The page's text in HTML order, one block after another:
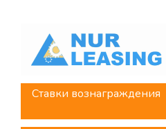
Ставки вознаграждения